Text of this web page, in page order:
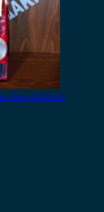
πίσω αριστερό